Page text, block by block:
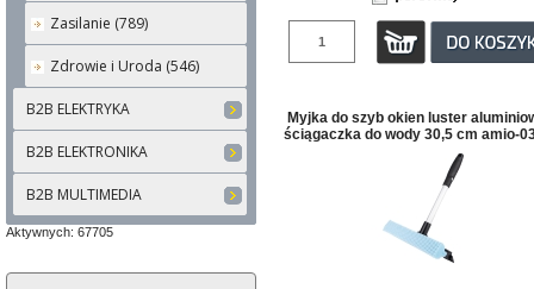
Zasilanie (789)
Zdrowie i Uroda (546)
B2B ELEKTRYKA
B2B ELEKTRONIKA
B2B MULTIMEDIA
Aktywnych: 67705
Myjka do szyb okien luster
ściągaczka do wody 30,5 cm amio-